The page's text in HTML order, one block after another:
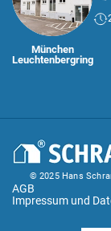
München
Leuchtenbergring
© 2025 Hans
AGB
Impressum und